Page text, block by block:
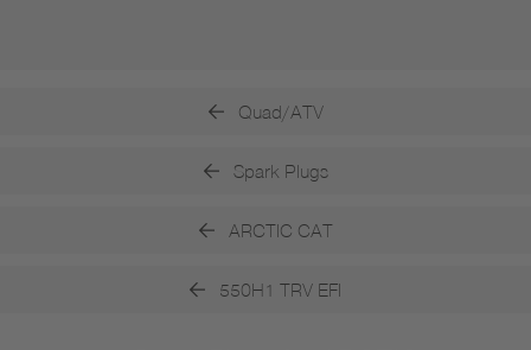
Quad/ATV
Spark Plugs
ARCTIC CAT
550H1 TRV EFI